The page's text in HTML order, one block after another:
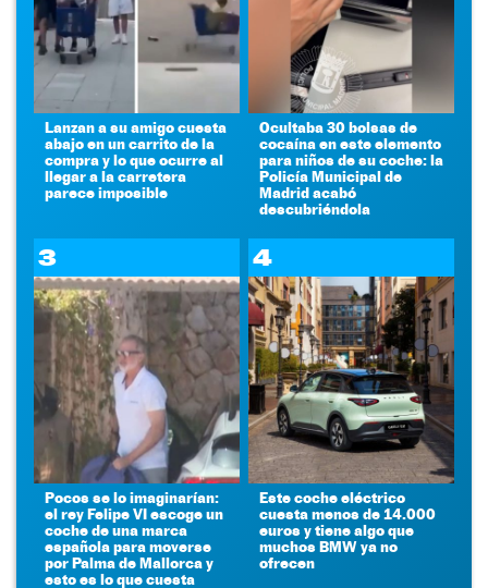
Lanzan a su amigo cuesta
abajo en un carrito de la
compra y lo que ocurre al
llegar a la carretera
parece imposible
Ocultaba 30 bolsas de
cocaína en este elemento
para niños de su coche: la
Policía Municipal de
Madrid acabó
descubriéndola
3
Pocos se lo imaginarían:
el rey Felipe VI escoge un
coche de una marca
española para moverse
por Palma de Mallorca y
esto es lo que cuesta
4
Este coche eléctrico
cuesta menos de 14.000
euros y tiene algo que
muchos BMW ya no
ofrecen